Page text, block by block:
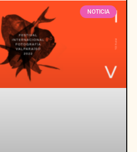
NOTICIA